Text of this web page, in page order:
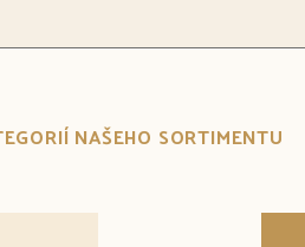
NAŠEHO SORTIMENTU